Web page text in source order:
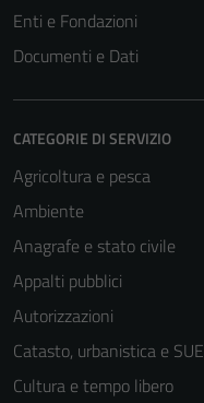
Enti e Fondazioni
Documenti e Dati
CATEGORIE DI SERVIZIO
Agricoltura e pesca
Ambiente
Anagrafe e stato civile
Appalti pubblici
Autorizzazioni
Catasto, urbanistica e SUE
Cultura e tempo libero